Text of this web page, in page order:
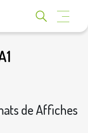
de Affiches